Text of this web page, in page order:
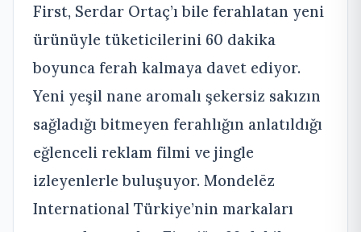
First, Serdar Ortaç’ı bile ferahlatan yeni
ürünüyle tüketicilerini 60 dakika
boyunca ferah kalmaya davet ediyor.
Yeni yeşil nane aromalı şekersiz sakızın
sağladığı bitmeyen ferahlığın anlatıldığı
eğlenceli reklam filmi ve jingle
izleyenlerle buluşuyor. Mondelēz
International Türkiye’nin markaları